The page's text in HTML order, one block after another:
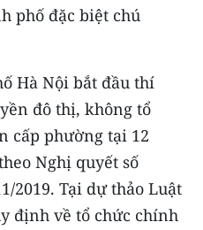
phố đặc biệt chú
Hà Nội bắt đầu thí
đô thị, không tổ
cấp phường tại 12
Nghị quyết số
2019. Tại dự thảo Luật
định về tổ chức chính